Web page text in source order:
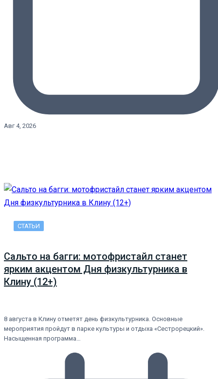
Авг 4, 2026
СТАТЬИ
Сальто на багги: мотофристайл станет
ярким акцентом Дня физкультурника в
Клину (12+)
8 августа в Клину отметят день физкультурника. Основные
мероприятия пройдут в парке культуры и отдыха «Сестрорецкий».
Насыщенная программа…